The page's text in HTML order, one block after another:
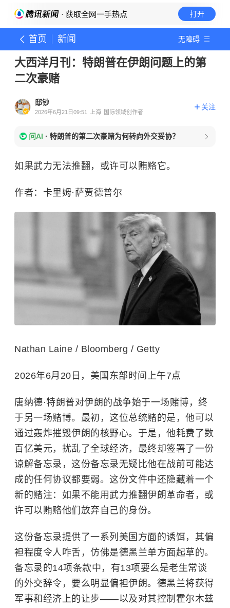
· 获取全网一手热点 打开
首页 新闻 无障碍
大西洋月刊：特朗普在伊朗问题上的第
二次豪赌
邸钞
2026年6月21日09:51 上海 国际领域创作者
关注
问AI · 特朗普的第二次豪赌为何转向外交妥协？
如果武力无法推翻，或许可以贿赂它。
作者：卡里姆·萨贾德普尔
Nathan Laine / Bloomberg / Getty
2026年6月20日，美国东部时间上午7点
唐纳德·特朗普对伊朗的战争始于一场赌博，终
于另一场赌博。最初，这位总统赌的是，他可以
通过轰炸摧毁伊朗的核野心。于是，他耗费了数
百亿美元，扰乱了全球经济，最终却签署了一份
谅解备忘录，这份备忘录无疑比他在战前可能达
成的任何协议都要弱。这份文件中还隐藏着一个
新的赌注：如果不能用武力推翻伊朗革命者，或
许可以贿赂他们放弃自己的身份。
这份备忘录提供了一系列美国方面的诱饵，其偏
袒程度令人咋舌，仿佛是德黑兰单方面起草的。
备忘录的14项条款中，有13项要么是老生常谈
的外交辞令，要么明显偏袒伊朗。德黑兰将获得
军事和经济上的让步——以及对其控制 霍尔木兹